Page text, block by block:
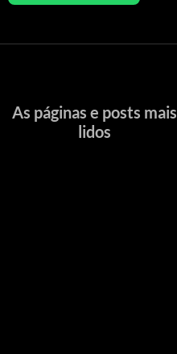
As páginas e posts mais
lidos